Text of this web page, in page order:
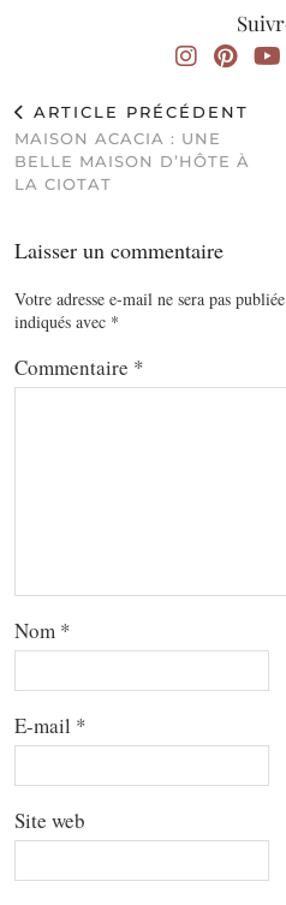
ARTICLE PRÉCÉDENT
MAISON ACACIA : UNE
BELLE MAISON D’HÔTE À
LA CIOTAT
Laisser un commentaire
Votre adresse e-mail ne sera pas
indiqués avec *
Commentaire *
Nom *
E-mail *
Site web